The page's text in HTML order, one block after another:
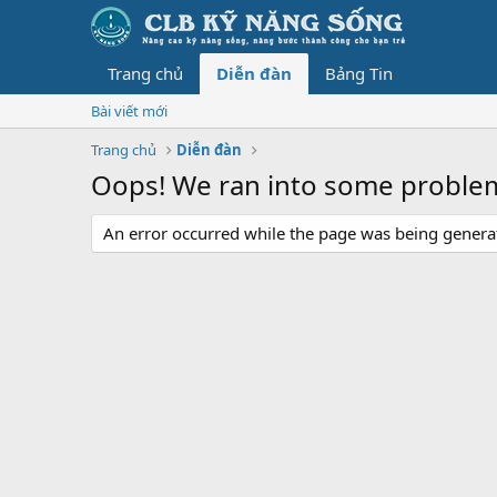
Trang chủ Diễn đàn Bảng Tin
Bài viết mới
Trang chủ
Diễn đàn
Oops! We ran into some
An error occurred while the page was being